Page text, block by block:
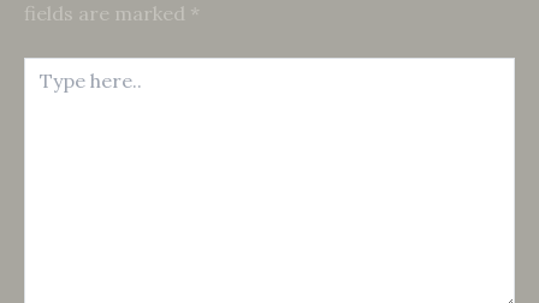
fields are marked *
here..